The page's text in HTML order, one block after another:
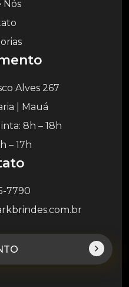
Nós
Alves 267
| Mauá
8h – 18h
– 17h
7790